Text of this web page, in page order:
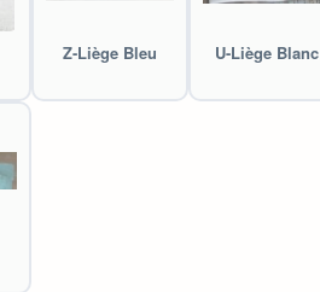
Z-Liège Bleu U-Liège Blanc